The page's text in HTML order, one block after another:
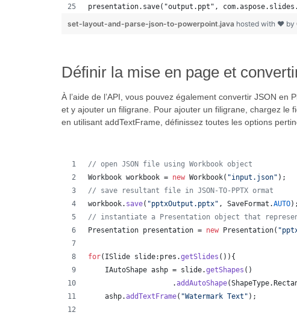
presentation.save("output.ppt",
set-layout-and-parse-json-to-powerpoint.java hosted with ❤ by
Définir la mise en page et
À l’aide de l’API, vous pouvez également convertir JSON
et y ajouter un filigrane. Pour ajouter un filigrane, chargez le
en utilisant addTextFrame, définissez toutes les options
// open JSON file using Workbook object
Workbook workbook = new Workbook( "input.json" );
// save resultant file in JSON-TO-PPTX ormat
workbook. save( "pptxOutput.pptx" , SaveFormat .AUTO);
// instantiate a Presentation object that
Presentation presentation = new Presentation(
for( ISlide slide: pres .getSlides ()){
IAutoShape ashp = slide.getShapes ()
                    .
addAutoShape(ShapeType.
ashp.addTextFrame( "Watermark Text" );